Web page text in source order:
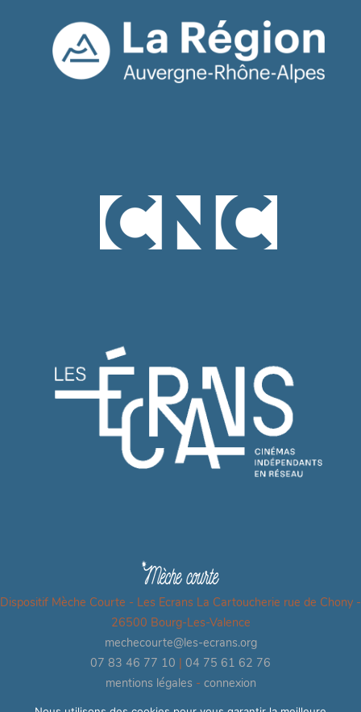
Dispositif Mèche Courte - Les Ecrans La Cartoucherie rue de Chony -
26500 Bourg-Les-Valence
mechecourte@les-ecrans.org
07 83 46 77 10
04 75 61 62 76
mentions légales - connexion